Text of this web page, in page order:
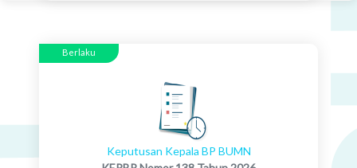
Berlaku
Keputusan Kepala BP BUMN